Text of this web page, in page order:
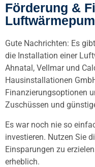
Förderung &
Gute Nachrichten: Es
die Installation einer
Ahnatal, Vellmar und
Hausinstallationen
Finanzierungsoptionen
Zuschüssen und
Es war noch nie so
investieren. Nutzen Sie
Einsparungen zu
erheblich.